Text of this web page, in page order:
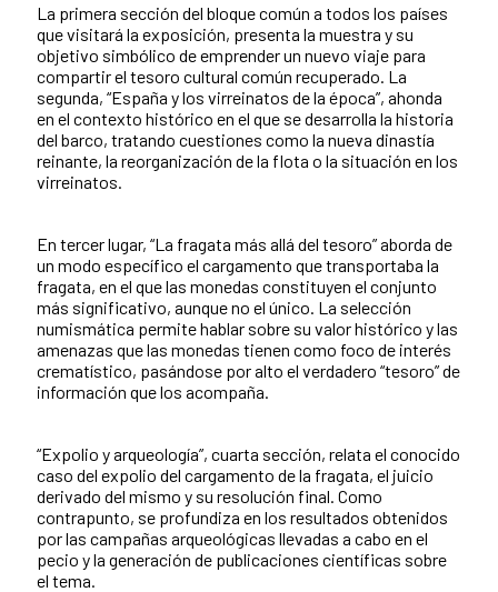
La primera sección del bloque común a todos los países
que visitará la exposición, presenta la muestra y su
objetivo simbólico de emprender un nuevo viaje para
compartir el tesoro cultural común recuperado. La
segunda, “España y los virreinatos de la época”, ahonda
en el contexto histórico en el que se desarrolla la historia
del barco, tratando cuestiones como la nueva dinastía
reinante, la reorganización de la flota o la situación en los
virreinatos.
En tercer lugar, “La fragata más allá del tesoro” aborda de
un modo específico el cargamento que transportaba la
fragata, en el que las monedas constituyen el conjunto
más significativo, aunque no el único. La selección
numismática permite hablar sobre su valor histórico y las
amenazas que las monedas tienen como foco de interés
crematístico, pasándose por alto el verdadero “tesoro” de
información que los acompaña.
“Expolio y arqueología”, cuarta sección, relata el conocido
caso del expolio del cargamento de la fragata, el juicio
derivado del mismo y su resolución final. Como
contrapunto, se profundiza en los resultados obtenidos
por las campañas arqueológicas llevadas a cabo en el
pecio y la generación de publicaciones científicas sobre
el tema.